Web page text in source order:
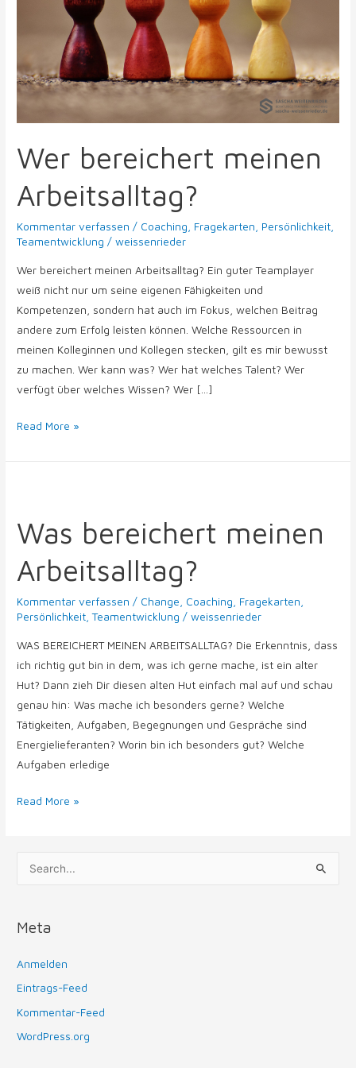
Wer bereichert meinen
Arbeitsalltag?
Kommentar verfassen / Coaching, Fragekarten, Persönlichkeit,
Teamentwicklung /weissenrieder
Wer bereichert meinen Arbeitsalltag? Ein guter Teamplayer
weiß nicht nur um seine eigenen Fähigkeiten und
Kompetenzen, sondern hat auch im Fokus, welchen Beitrag
andere zum Erfolg leisten können. Welche Ressourcen in
meinen Kolleginnen und Kollegen stecken, gilt es mir bewusst
zu machen. Wer kann was? Wer hat welches Talent? Wer
verfügt über welches Wissen? Wer […]
Read More »
Was bereichert meinen
Arbeitsalltag?
Kommentar verfassen / Change, Coaching, Fragekarten,
Persönlichkeit,Teamentwicklung /weissenrieder
WAS BEREICHERT MEINEN ARBEITSALLTAG? Die Erkenntnis, dass
ich richtig gut bin in dem, was ich gerne mache, ist ein alter
Hut? Dann zieh Dir diesen alten Hut einfach mal auf und schau
genau hin: Was mache ich besonders gerne? Welche
Tätigkeiten, Aufgaben, Begegnungen und Gespräche sind
Energielieferanten? Worin bin ich besonders gut? Welche
Aufgaben erledige
meinen
Arbeitsalltag?
Read More »
h
e
c
Meta
Anmelden
Eintrags-Feed
Kommentar-Feed
WordPress.org